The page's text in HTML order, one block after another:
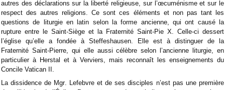
autres des déclarations sur la liberté religieuse, sur l’œcuménisme et sur le
respect des autres religions. Ce sont ces éléments et non pas tant les
questions de liturgie en latin selon la forme ancienne, qui ont causé la
rupture entre le Saint-Siège et la Fraternité Saint-Pie X. Celle-ci dessert
l’église qu’elle a fondée à Steffeshausen. Elle est à distinguer de la
Fraternité Saint-Pierre, qui elle aussi célèbre selon l’ancienne liturgie, en
particulier à Herstal et à Verviers, mais reconnaît les enseignements du
Concile Vatican II.
La dissidence de Mgr. Lefebvre et de ses disciples n’est pas une première